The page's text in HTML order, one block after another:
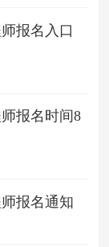
报名入口
报名时间8
报名通知